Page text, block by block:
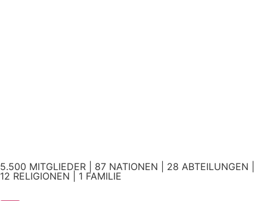
5.500 MITGLIEDER | 87 NATIONEN | 28 ABTEILUNGEN |
12 RELIGIONEN | 1 FAMILIE